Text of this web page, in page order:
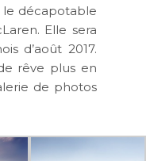
le décapotable
Elle sera
d’août 2017.
rêve plus en
de photos